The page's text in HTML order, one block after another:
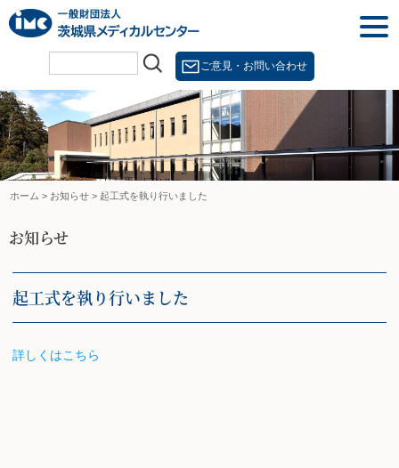
Skip
to
content
ご意見・お問い合わせ
ホーム > お知らせ > 起工式を執り行いました
お知らせ
起工式を執り行いました
詳しくはこちら